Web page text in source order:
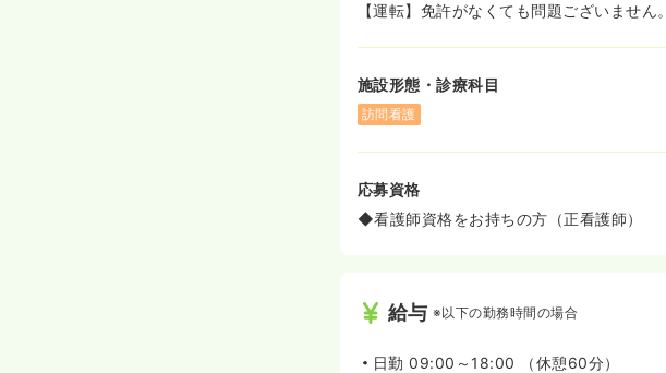
【運転】免許がなくても問題ございません。
施設形態・診療科目
訪問看護
応募資格
◆看護師資格をお持ちの方（正看護師）
給与 ※以下の勤務時間の場合
日勤 09:00～18:00 （休憩60分）